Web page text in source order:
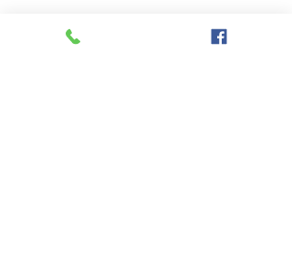
Pour garantir une